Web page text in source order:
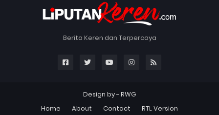
Berita Keren dan Terpercaya
Design by - RWG
Home
About Contact RTL Version